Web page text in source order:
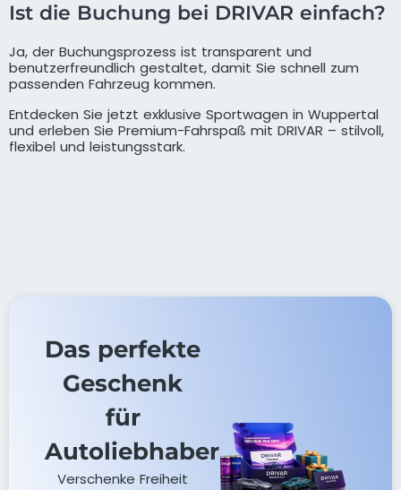
Ist die Buchung bei DRIVAR einfach?
Ja, der Buchungsprozess ist transparent und
benutzerfreundlich gestaltet, damit Sie schnell zum
passenden Fahrzeug kommen.
Entdecken Sie jetzt exklusive Sportwagen in Wuppertal
und erleben Sie Premium-Fahrspaß mit DRIVAR – stilvoll,
flexibel und leistungsstark.
Das perfekte
Geschenk
für
Autoliebhaber
Verschenke Freiheit